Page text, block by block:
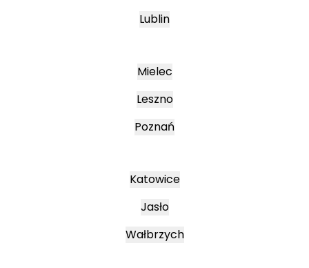
Lublin
Mielec
Leszno
Poznań
Katowice
Jasło
Wałbrzych